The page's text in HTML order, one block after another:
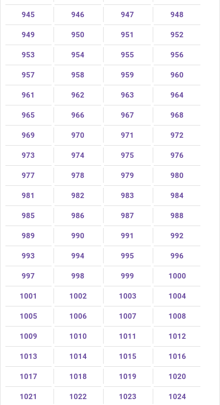
945 946 947 948
949 950 951 952
953 954 955 956
957 958 959 960
961 962 963 964
965 966 967 968
969 970 971 972
973 974 975 976
977 978 979 980
981 982 983 984
985 986 987 988
989 990 991 992
993 994 995 996
997 998 999 1000
1001 1002 1003 1004
1005 1006 1007 1008
1009 1010 1011 1012
1013 1014 1015 1016
1017 1018 1019 1020
1021 1022 1023 1024